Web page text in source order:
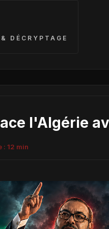
DÉCRYPTAGE
l'Algérie
: 12 min